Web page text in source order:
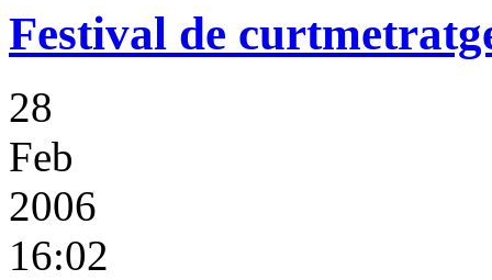
Festival de
28
Feb
2006
16:02